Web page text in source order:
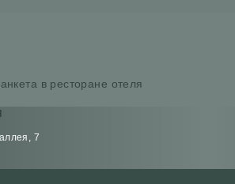
7
в ресторане отеля